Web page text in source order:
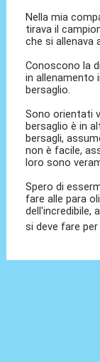
Nella mia
tirava il
che si allenava
Conoscono la
in allenamento
bersaglio.
Sono orientati
bersaglio è in
bersagli,
non è facile,
loro sono
Spero di
fare alle para
dell'incredibile,
si deve fare